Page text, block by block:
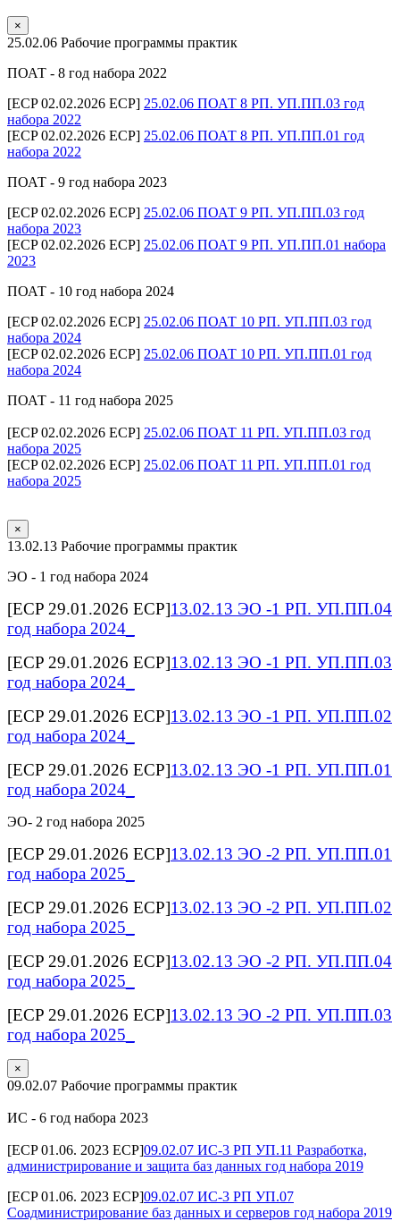
×
25.02.06 Рабочие программы практик
ПОАТ - 8 год набора 2022
[ECP 02.02.2026 ECP] 25.02.06 ПОАТ 8 РП. УП.ПП.03 год
набора 2022
[ECP 02.02.2026 ECP] 25.02.06 ПОАТ 8 РП. УП.ПП.01 год
набора 2022
ПОАТ - 9 год набора 2023
[ECP 02.02.2026 ECP] 25.02.06 ПОАТ 9 РП. УП.ПП.03 год
набора 2023
[ECP 02.02.2026 ECP] 25.02.06 ПОАТ 9 РП. УП.ПП.01 набора
2023
ПОАТ - 10 год набора 2024
[ECP 02.02.2026 ECP] 25.02.06 ПОАТ 10 РП. УП.ПП.03 год
набора 2024
[ECP 02.02.2026 ECP] 25.02.06 ПОАТ 10 РП. УП.ПП.01 год
набора 2024
ПОАТ - 11 год набора 2025
[ECP 02.02.2026 ECP] 25.02.06 ПОАТ 11 РП. УП.ПП.03 год
набора 2025
[ECP 02.02.2026 ECP] 25.02.06 ПОАТ 11 РП. УП.ПП.01 год
набора 2025
×
13.02.13 Рабочие программы практик
ЭО - 1 год набора 2024
[ECP 29.01.2026 ECP]13.02.13 ЭО -1 РП. УП.ПП.04
год набора 2024_
[ECP 29.01.2026 ECP]13.02.13 ЭО -1 РП. УП.ПП.03
год набора 2024_
[ECP 29.01.2026 ECP]13.02.13 ЭО -1 РП. УП.ПП.02
год набора 2024_
[ECP 29.01.2026 ECP]13.02.13 ЭО -1 РП. УП.ПП.01
год набора 2024_
ЭО- 2 год набора 2025
[ECP 29.01.2026 ECP]13.02.13 ЭО -2 РП. УП.ПП.01
год набора 2025_
[ECP 29.01.2026 ECP]13.02.13 ЭО -2 РП. УП.ПП.02
год набора 2025_
[ECP 29.01.2026 ECP]13.02.13 ЭО -2 РП. УП.ПП.04
год набора 2025_
[ECP 29.01.2026 ECP]13.02.13 ЭО -2 РП. УП.ПП.03
год набора 2025_
×
09.02.07 Рабочие программы практик
ИС - 6 год набора 2023
[ECP 01.06. 2023 ECP]09.02.07 ИС-3 РП УП.11 Разработка,
администрирование и защита баз данных год набора 2019
[ECP 01.06. 2023 ECP]09.02.07 ИС-3 РП УП.07
Соадминистрирование баз данных и серверов год набора 2019